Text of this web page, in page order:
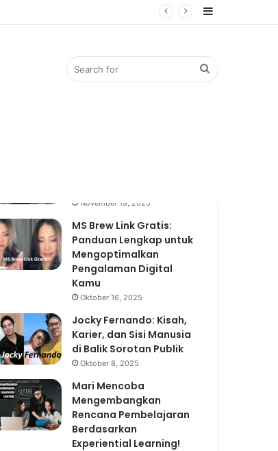
Sidebar
Search
November 19, 2025
MS Brew Link Gratis:
Panduan Lengkap untuk
Mengoptimalkan
Pengalaman Digital
Kamu
Oktober 16, 2025
Jocky Fernando: Kisah,
Karier, dan Sisi Manusia
di Balik Sorotan Publik
Oktober 8, 2025
Mari Mencoba
Mengembangkan
Rencana Pembelajaran
Berdasarkan
Experiential Learning!